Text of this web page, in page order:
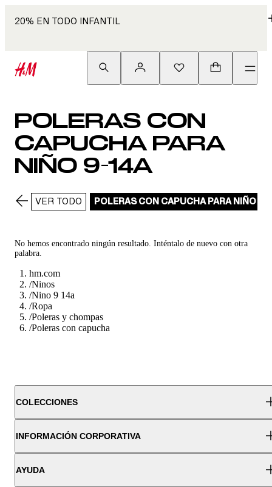
20% EN TODO INFANTIL
POLERAS CON
CAPUCHA PARA
NIÑO 9-14A
VER TODO POLERAS CON CAPUCHA PARA NIÑO 9-
No hemos encontrado ningún resultado. Inténtalo de nuevo con otra
palabra.
hm.com
/Ninos
/Nino 9 14a
/Ropa
/Poleras y chompas
/Poleras con capucha
COLECCIONES
INFORMACIÓN CORPORATIVA
AYUDA